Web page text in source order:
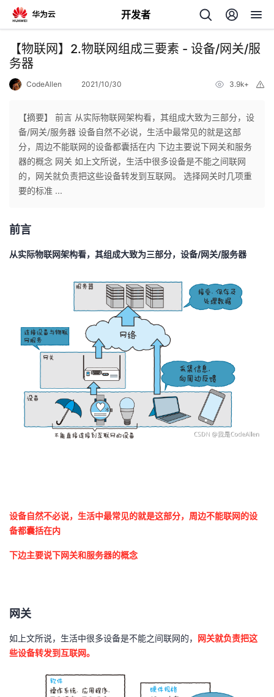
开发者
返
回
个
人
页
我
开
我
动
关
注
的
开
者
学
我
的
我
支
持
【物联网】2.物联网组成三要素 - 设备/网关/服
务器
CodeAllen 2021/10/30 3.9k+
【摘要】 前言 从实际物联网架构看，其组成大致为三部分，设
备/网关/服务器 设备自然不必说，生活中最常见的就是这部
分，周边不能联网的设备都囊括在内 下边主要说下网关和服务
器的概念 网关 如上文所说，生活中很多设备是不能之间联网
的，网关就负责把这些设备转发到互联网。 选择网关时几项重
要的标准 ...
前言
从实际物联网架构看，其组成大致为三部分，设备/网关/服务器
设备自然不必说，生活中最常见的就是这部分，周边不能联网的设
备都囊括在内
下边主要说下网关和服务器的概念
网关
如上文所说，生活中很多设备是不能之间联网的， 网关就负责把这
些设备转发到互联网。